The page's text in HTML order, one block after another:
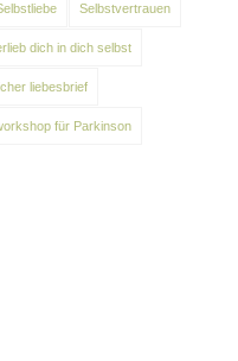
Selbstvertrauen
dich in dich selbst
liebesbrief
für Parkinson